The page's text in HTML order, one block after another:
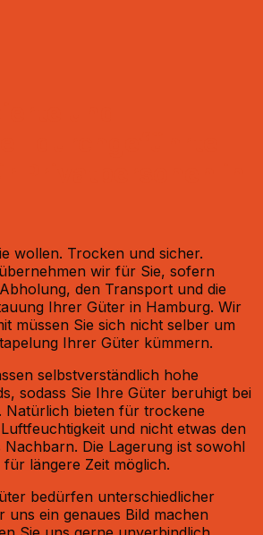
wollen. Trocken und sicher.
wir für Sie, sofern
den Transport und die
Ihrer Güter in Hamburg. Wir
müssen Sie sich nicht selber um
Ihrer Güter kümmern.
selbstverständlich hohe
sodass Sie Ihre Güter beruhigt bei
Natürlich bieten für trockene
und nicht etwas den
Die Lagerung ist sowohl
längere Zeit möglich.
bedürfen unterschiedlicher
uns ein genaues Bild machen